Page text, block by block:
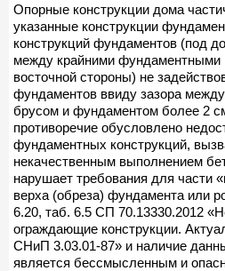
Опорные конструкции дома
указанные конструкции
конструкций фундаментов (под
между крайними фундаментными
восточной стороны) не
фундаментов ввиду зазора
брусом и фундаментом более 2
противоречие обусловлено
фундаментных конструкций,
некачественным выполнением
нарушает требования для части
верха (обреза) фундамента или
6.20, таб. 6.5 СП 70.13330.2012
ограждающие конструкции.
СНиП 3.03.01-87» и наличие
является бессмысленным и